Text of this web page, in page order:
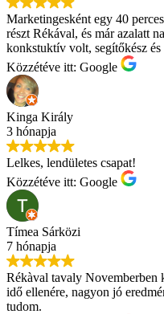
Marketingesként egy 40
részt Rékával, és már azalatt
konkstuktív volt, segítőkész
Közzétéve itt: Google
Kinga Király
3 hónapja
Lelkes, lendületes csapat!
Közzétéve itt: Google
Tímea Sárközi
7 hónapja
Rékàval tavaly Novemberben
idő ellenére, nagyon jó
tudom.